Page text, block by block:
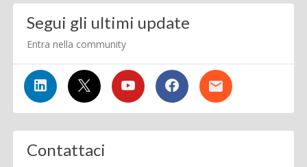
Segui gli ultimi update
Entra nella community
Contattaci